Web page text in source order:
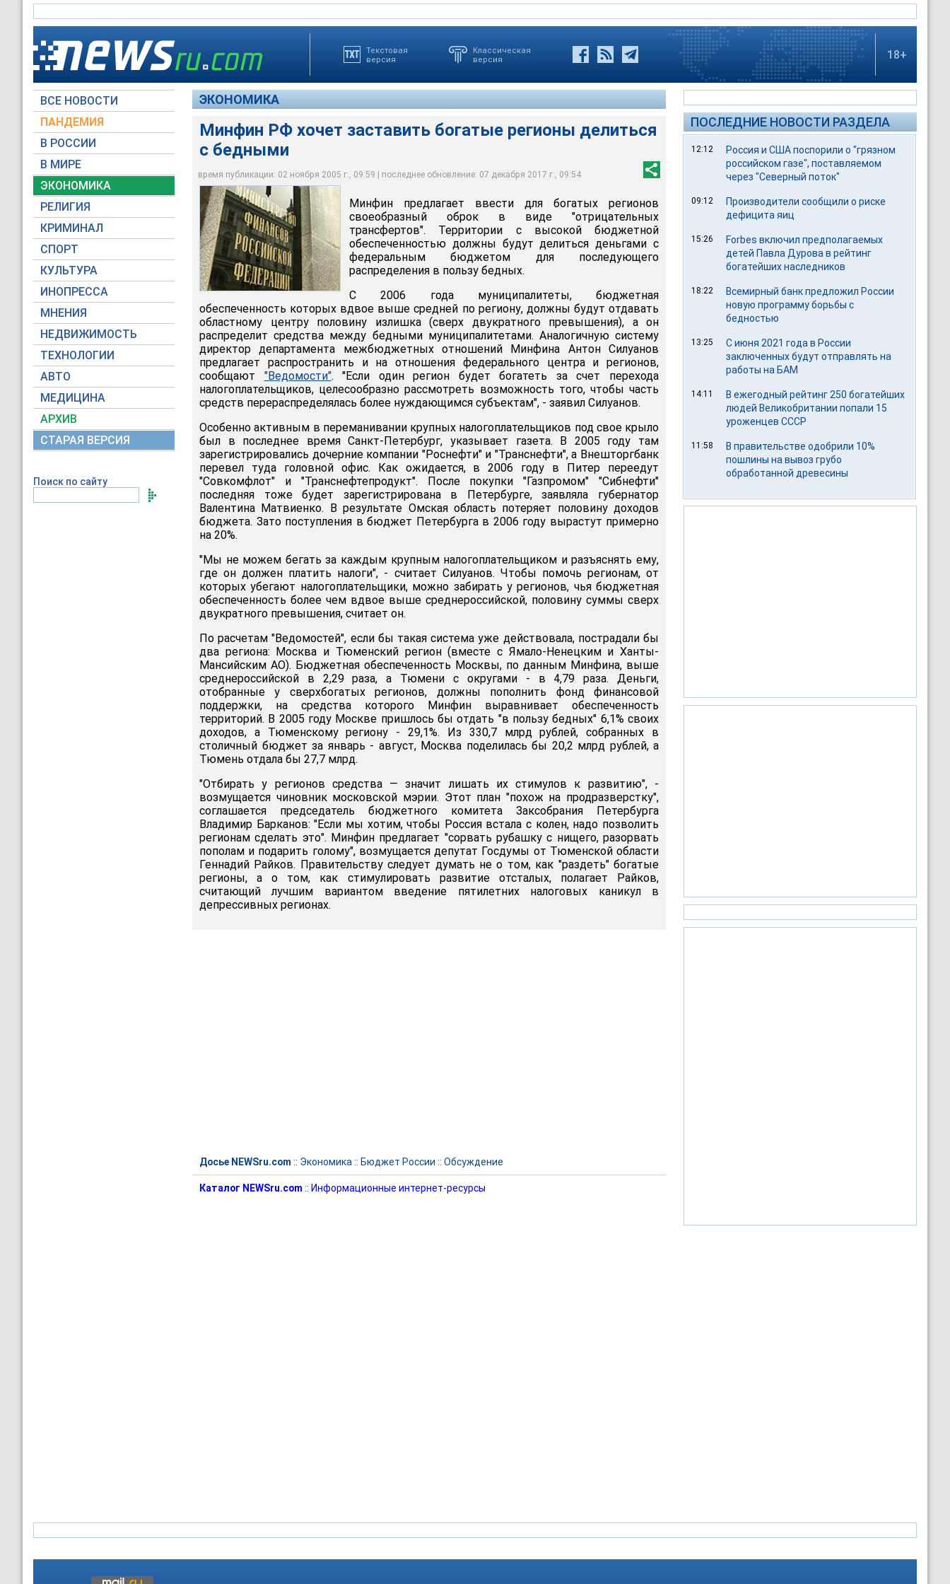
Текстовая
версия
Классическая
версия
18+
ВСЕ НОВОСТИ
ПАНДЕМИЯ
В РОССИИ
В МИРЕ
ЭКОНОМИКА
РЕЛИГИЯ
КРИМИНАЛ
СПОРТ
КУЛЬТУРА
ИНОПРЕССА
МНЕНИЯ
НЕДВИЖИМОСТЬ
ТЕХНОЛОГИИ
АВТО
МЕДИЦИНА
АРХИВ
СТАРАЯ ВЕРСИЯ
Поиск по сайту
ЭКОНОМИКА
Минфин РФ хочет заставить богатые регионы делиться
с бедными
время публикации: 02 ноября 2005 г., 09:59 | последнее обновление: 07 декабря 2017 г., 09:54
Минфин хочет заставить богатые регионы делиться с бедными
Архив NEWSru.com
Минфин предлагает ввести для богатых регионов
своеобразный оброк в виде "отрицательных
трансфертов". Территории с высокой бюджетной
обеспеченностью должны будут делиться деньгами с
федеральным бюджетом для последующего
распределения в пользу бедных.
С 2006 года муниципалитеты, бюджетная
обеспеченность которых вдвое выше средней по региону, должны будут отдавать
областному центру половину излишка (сверх двукратного превышения), а он
распределит средства между бедными муниципалитетами. Аналогичную систему
директор департамента межбюджетных отношений Минфина Антон Силуанов
предлагает распространить и на отношения федерального центра и регионов,
сообщают "Ведомости". "Если один регион будет богатеть за счет перехода
налогоплательщиков, целесообразно рассмотреть возможность того, чтобы часть
средств перераспределялась более нуждающимся субъектам", - заявил Силуанов.
Особенно активным в переманивании крупных налогоплательщиков под свое крыло
был в последнее время Санкт-Петербург, указывает газета. В 2005 году там
зарегистрировались дочерние компании "Роснефти" и "Транснефти", а Внешторгбанк
перевел туда головной офис. Как ожидается, в 2006 году в Питер переедут
"Совкомфлот" и "Транснефтепродукт". После покупки "Газпромом" "Сибнефти"
последняя тоже будет зарегистрирована в Петербурге, заявляла губернатор
Валентина Матвиенко. В результате Омская область потеряет половину доходов
бюджета. Зато поступления в бюджет Петербурга в 2006 году вырастут примерно
на 20%.
"Мы не можем бегать за каждым крупным налогоплательщиком и разъяснять ему,
где он должен платить налоги", - считает Силуанов. Чтобы помочь регионам, от
которых убегают налогоплательщики, можно забирать у регионов, чья бюджетная
обеспеченность более чем вдвое выше среднероссийской, половину суммы сверх
двукратного превышения, считает он.
По расчетам "Ведомостей", если бы такая система уже действовала, пострадали бы
два региона: Москва и Тюменский регион (вместе с Ямало-Ненецким и Ханты-
Мансийским АО). Бюджетная обеспеченность Москвы, по данным Минфина, выше
среднероссийской в 2,29 раза, а Тюмени с округами - в 4,79 раза. Деньги,
отобранные у сверхбогатых регионов, должны пополнить фонд финансовой
поддержки, на средства которого Минфин выравнивает обеспеченность
территорий. В 2005 году Москве пришлось бы отдать "в пользу бедных" 6,1% своих
доходов, а Тюменскому региону - 29,1%. Из 330,7 млрд рублей, собранных в
столичный бюджет за январь - август, Москва поделилась бы 20,2 млрд рублей, а
Тюмень отдала бы 27,7 млрд.
"Отбирать у регионов средства — значит лишать их стимулов к развитию", -
возмущается чиновник московской мэрии. Этот план "похож на продразверстку",
соглашается председатель бюджетного комитета Заксобрания Петербурга
Владимир Барканов: "Если мы хотим, чтобы Россия встала с колен, надо позволить
регионам сделать это". Минфин предлагает "сорвать рубашку с нищего, разорвать
пополам и подарить голому", возмущается депутат Госдумы от Тюменской области
Геннадий Райков. Правительству следует думать не о том, как "раздеть" богатые
регионы, а о том, как стимулировать развитие отсталых, полагает Райков,
считающий лучшим вариантом введение пятилетних налоговых каникул в
депрессивных регионах.
Досье NEWSru.com :: Экономика :: Бюджет России :: Обсуждение
Каталог NEWSru.com :: Информационные интернет-ресурсы
ПОСЛЕДНИЕ НОВОСТИ РАЗДЕЛА
12:12
Россия и США поспорили о "грязном
российском газе", поставляемом
через "Северный поток"
09:12
Производители сообщили о риске
дефицита яиц
15:26
Forbes включил предполагаемых
детей Павла Дурова в рейтинг
богатейших наследников
18:22
Всемирный банк предложил России
новую программу борьбы с
бедностью
13:25
С июня 2021 года в России
заключенных будут отправлять на
работы на БАМ
14:11
В ежегодный рейтинг 250 богатейших
людей Великобритании попали 15
уроженцев СССР
11:58
В правительстве одобрили 10%
пошлины на вывоз грубо
обработанной древесины